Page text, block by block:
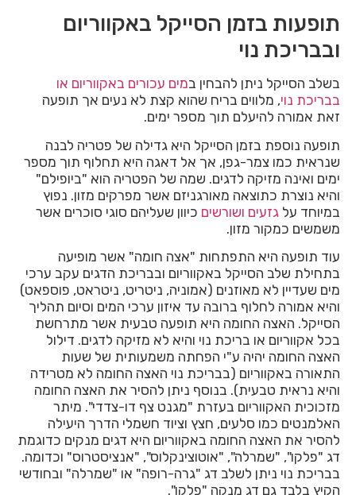
תופעות בזמן הסייקל באקווריום
ובבריכת נוי
בשלב הסייקל ניתן להבחין במים עכורים באקווריום או
בבריכת נוי, מלווים בריח שהוא קצת לא נעים אך תופעה
זאת אמורה להיעלם תוך מספר ימים.
תופעה נוספת בזמן הסייקל היא גדילה של פטריה לבנה
שנראית כמו צמר-גפן, אך אל דאגה היא תחלוף תוך מספר
ימים ואינה מזיקה לדגים. שמה של הפטריה הוא "ביופילם"
והיא נוצרת כתוצאה מאורגניזם אשר מפרקים מזון. נפוץ
במיוחד על גזעים ושורשים כיוון שעליהם סוגי סוכרים אשר
משמשים כמקור מזון.
עוד תופעה היא התפתחות "אצה חומה" אשר מופיעה
בתחילת שלב הסייקל באקווריום ובבריכת הדגים עקב ערכי
מים שעדיין לא מאוזנים (אמוניה, ניטריט, ניטראט, פוספאט)
והיא אמורה לחלוף ברובה עד איזון ערכי המים וסיום תהליך
הסייקל. האצה החומה היא תופעה טבעית אשר מתרחשת
בכל אקווריום או בריכת נוי והיא לא מזיקה לדגים. דילול
האצה החומה יהיה ע"י הפחתה משמעותית של שעות
התאורה באקווריום (בבריכת נוי האצה החומה לא מטרידה
והיא נראית טבעית). בנוסף ניתן להסיר את האצה החומה
מזכוכית האקווריום בעזרת "מגנט צף דו-צדדי". מיתר
האלמנטים כמו סלעים, חצץ וציוד חשמלי הדרך היעילה
להסיר את האצה החומה באקווריום היא דגים מנקים כדוגמת
דג "פלקו", "שמרלה", "אוטוצינקלוס", "אנציסטרוס" וכדומה.
בבריכת נוי ניתן לשלב דג "גרה-רופה" או "שמרלה" ובחודשי
הקיץ בלבד גם דג מנקה "פלקו".